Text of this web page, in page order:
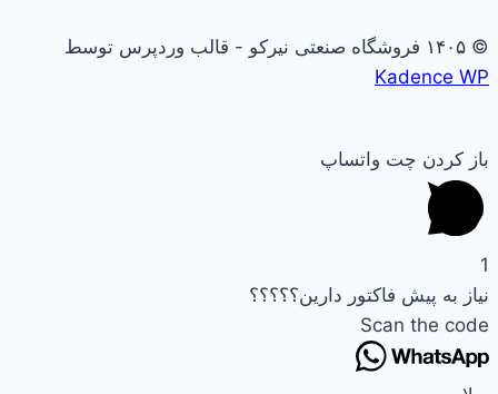
© ۱۴۰۵ فروشگاه صنعتی نیرکو - قالب وردپرس توسط
Kadence WP
باز کردن چت واتساپ
1
نیاز به پیش فاکتور دارین؟؟؟؟؟
Scan the code